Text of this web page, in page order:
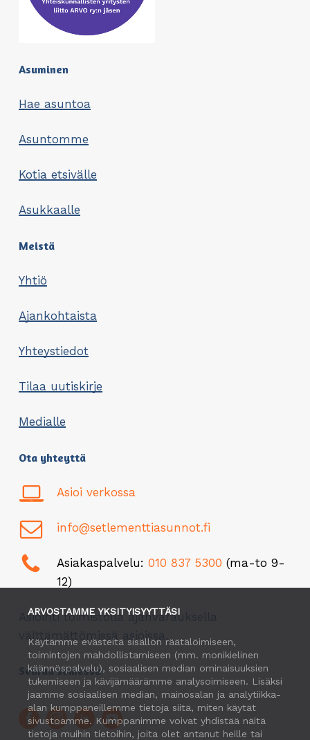
ARVOSTAMME YKSITYISYYTTÄSI
Käytämme evästeitä sisällön räätälöimiseen,
toimintojen mahdollistamiseen (mm. monikielinen
käännöspalvelu), sosiaalisen median ominaisuuksien
tukemiseen ja kävijämäärämme analysoimiseen. Lisäksi
jaamme sosiaalisen median, mainosalan ja analytiikka-
alan kumppaneillemme tietoja siitä, miten käytät
sivustoamme. Kumppanimme voivat yhdistää näitä
tietoja muihin tietoihin, joita olet antanut heille tai
Asuminen
Hae asuntoa
Asuntomme
Kotia etsivälle
Asukkaalle
Meistä
Yhtiö
Ajankohtaista
Yhteystiedot
Tilaa uutiskirje
Medialle
Ota yhteyttä
Asioi verkossa
info@setlementtiasunnot.fi
Asiakaspalvelu:010 837 5300 (ma-to 9-
12)
Asiointi toimistolla ajanvarauksella
välttämättömissä asioissa.
Seuraa somessa